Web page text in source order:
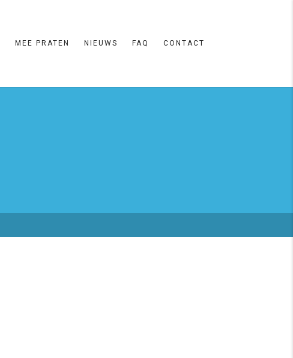
MEE PRATEN NIEUWS FAQ CONTACT